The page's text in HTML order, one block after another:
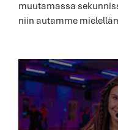
muutamassa
niin autamme